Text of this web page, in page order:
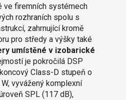
ve firemních systémech
rozhraních spolu s
zahrnující kromě
pro středy a výšky také
umístěné v izobarické
je pokročilá DSP
Class-D stupeň o
vyvážený komplexní
SPL (117 dB),